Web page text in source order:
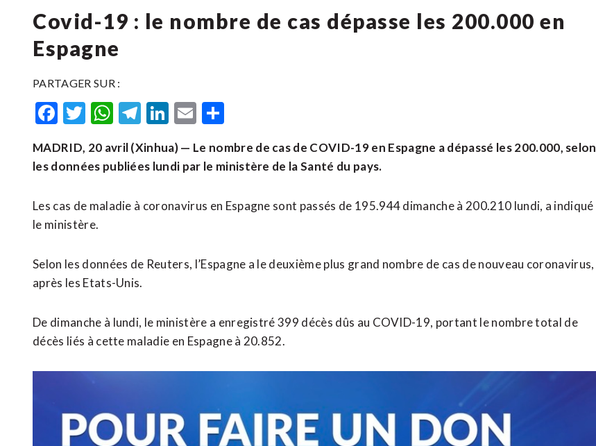
Covid-19 : le nombre de cas dépasse les 200.000 en
Espagne
PARTAGER SUR :
Facebook
Twitter
WhatsApp
Telegram
LinkedIn
Email
MADRID, 20 avril (Xinhua) — Le nombre de cas de COVID-19 en Espagne a dépassé les 200.000, selon
les données publiées lundi par le ministère de la Santé du pays.
Les cas de maladie à coronavirus en Espagne sont passés de 195.944 dimanche à 200.210 lundi, a indiqué
le ministère.
Selon les données de Reuters, l’Espagne a le deuxième plus grand nombre de cas de nouveau coronavirus,
après les Etats-Unis.
De dimanche à lundi, le ministère a enregistré 399 décès dûs au COVID-19, portant le nombre total de
décès liés à cette maladie en Espagne à 20.852.